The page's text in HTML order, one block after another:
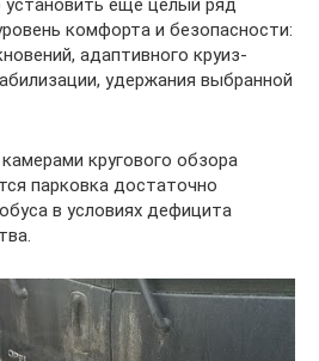
комфорта и безопасности:
адаптивного круиз-
удержания выбранной
кругового обзора
парковка достаточно
в условиях дефицита